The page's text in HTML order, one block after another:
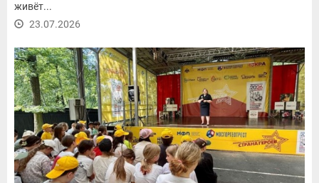
живёт...
23.07.2026